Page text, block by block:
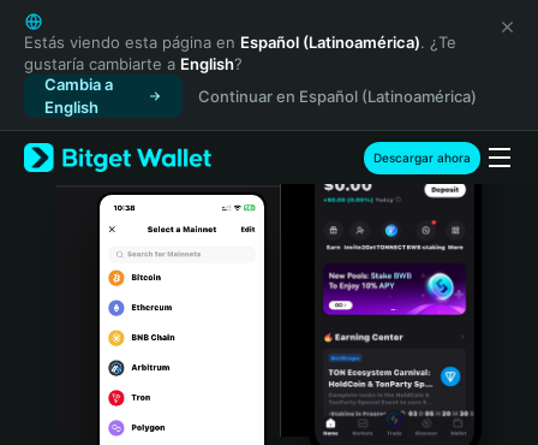
English
日本語
Tiếng Việt
Русский
Español (Latinoamérica)
Türkçe
Italiano
Português (Portugal)
Bahasa Indonesia
Estás viendo esta página en Español (Latinoamérica). ¿Te
gustaría cambiarte a English?
Cambia a
English
Continuar en Español (Latinoamérica)
Descargar ahora